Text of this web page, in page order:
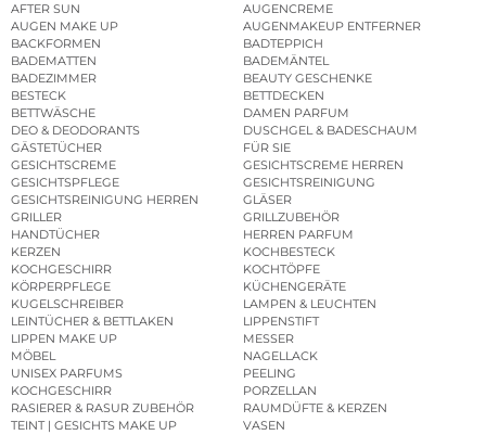
AFTER SUN
AUGENCREME
AUGEN MAKE UP
AUGENMAKEUP ENTFERNER
BACKFORMEN
BADTEPPICH
BADEMATTEN
BADEMÄNTEL
BADEZIMMER
BEAUTY GESCHENKE
BESTECK
BETTDECKEN
BETTWÄSCHE
DAMEN PARFUM
DEO & DEODORANTS
DUSCHGEL & BADESCHAUM
GÄSTETÜCHER
FÜR SIE
GESICHTSCREME
GESICHTSCREME HERREN
GESICHTSPFLEGE
GESICHTSREINIGUNG
GESICHTSREINIGUNG HERREN
GLÄSER
GRILLER
GRILLZUBEHÖR
HANDTÜCHER
HERREN PARFUM
KERZEN
KOCHBESTECK
KOCHGESCHIRR
KOCHTÖPFE
KÖRPERPFLEGE
KÜCHENGERÄTE
KUGELSCHREIBER
LAMPEN & LEUCHTEN
LEINTÜCHER & BETTLAKEN
LIPPENSTIFT
LIPPEN MAKE UP
MESSER
MÖBEL
NAGELLACK
UNISEX PARFUMS
PEELING
KOCHGESCHIRR
PORZELLAN
RASIERER & RASUR ZUBEHÖR
RAUMDÜFTE & KERZEN
TEINT | GESICHTS MAKE UP
VASEN